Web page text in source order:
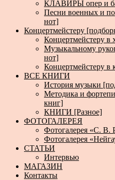
КЛАВИРЫ опер и
Песни военных и
нот]
Концертмейстеру
Концертмейстеру в
Музыкальному
нот]
Концертмейстеру в
ВСЕ КНИГИ
История музыки
Методика и
книг]
КНИГИ [Разное]
ФОТОГАЛЕРЕЯ
Фотогалерея «С. В.
Фотогалерея
СТАТЬИ
Интервью
МАГАЗИН
Контакты